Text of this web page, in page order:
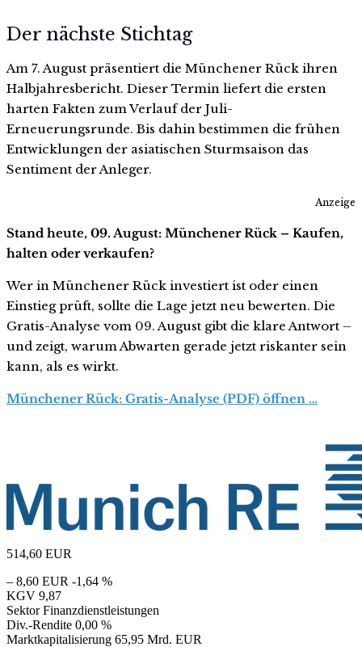
Der nächste Stichtag
Am 7. August präsentiert die Münchener Rück ihren
Halbjahresbericht. Dieser Termin liefert die ersten
harten Fakten zum Verlauf der Juli-
Erneuerungsrunde. Bis dahin bestimmen die frühen
Entwicklungen der asiatischen Sturmsaison das
Sentiment der Anleger.
Anzeige
Stand heute, 09. August: Münchener Rück – Kaufen,
halten oder verkaufen?
Wer in Münchener Rück investiert ist oder einen
Einstieg prüft, sollte die Lage jetzt neu bewerten. Die
Gratis-Analyse vom 09. August gibt die klare Antwort –
und zeigt, warum Abwarten gerade jetzt riskanter sein
kann, als es wirkt.
Münchener Rück: Gratis-Analyse (PDF) öffnen …
514,60 EUR
– 8,60 EUR -1,64 %
KGV 9,87
Sektor Finanzdienstleistungen
Div.-Rendite 0,00 %
Marktkapitalisierung 65,95 Mrd. EUR